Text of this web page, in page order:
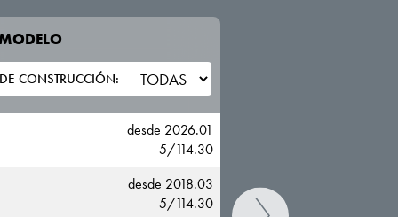
desde 2026.01
5/114.30
desde 2018.03
5/114.30